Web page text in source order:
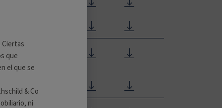
Ciertas
que
el que se
& Co
ni